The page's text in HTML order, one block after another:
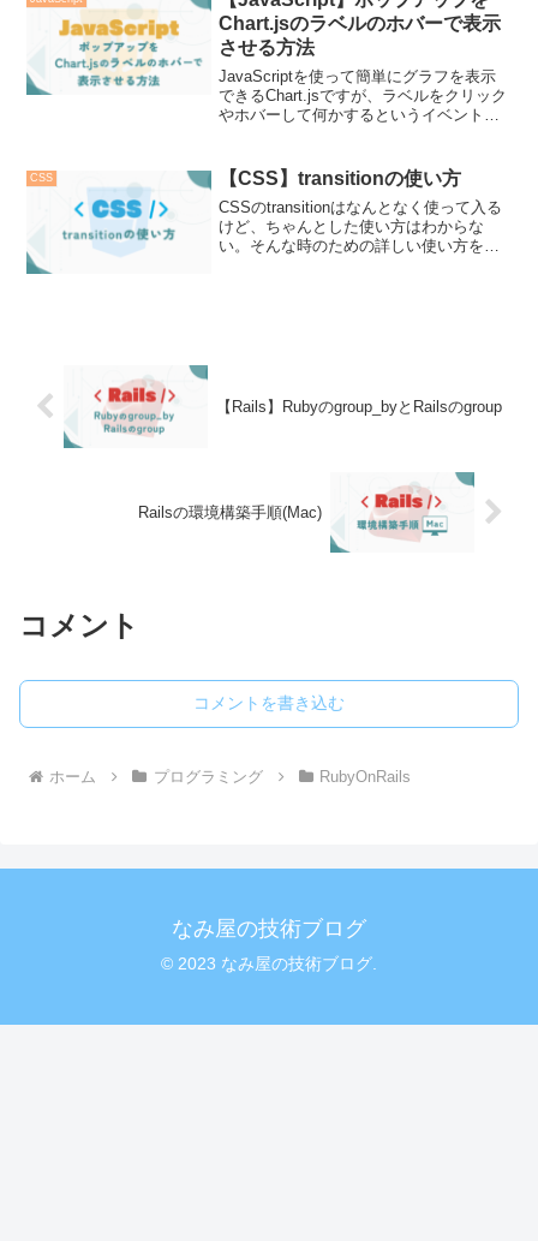
Chart.jsのラベルのホバーで表示
させる方法
JavaScriptを使って簡単にグラフを表示
できるChart.jsですが、ラベルをクリック
やホバーして何かするというイベント機
を表示する機能が必要となり、annotation
というプラグインを使用して実装したの
でその方法をご紹介します。
CSS 【CSS】transitionの使い方
CSSのtransitionはなんとなく使って入る
けど、ちゃんとした使い方はわからな
い。そんな時のための詳しい使い方をご
【Rails】Rubyのgroup_byとRailsのgroup
Railsの環境構築手順(Mac)
コメント
コメントを書き込む
ホーム プログラミング RubyOnRails
なみ屋の技術ブログ
© 2023 なみ屋の技術ブログ.